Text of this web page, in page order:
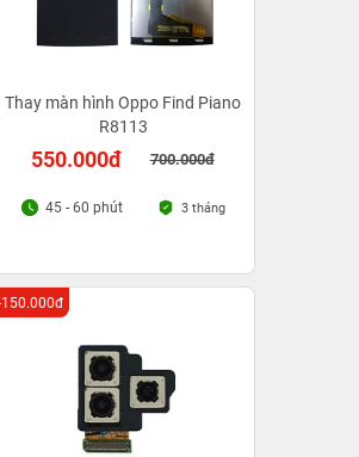
Thay màn hình Oppo Find Piano
R8113
550.000đ 700.000đ
45 - 60 phút 3 tháng
150.000đ